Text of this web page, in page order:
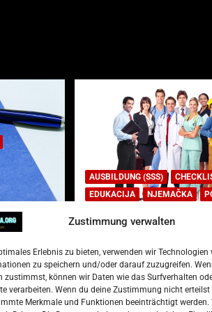
Zustimmung verwalten
Erlebnis zu bieten, verwenden wir Technologien
zu speichern und/oder darauf zuzugreifen.
zustimmst, können wir Daten wie das Surfverhalten
verarbeiten. Wenn du deine Zustimmung nicht
Merkmale und Funktionen beeinträchtigt werden.
AUSBILDUNG (SSS)
EDUKACIJA
NJEMAČKA
Lista najtraženijih
15. Oktober 2022 Redakcija